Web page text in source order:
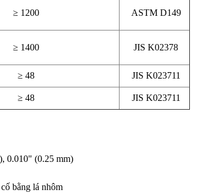
≥ 1200 ASTM D149
≥ 1400 JIS K02378
≥ 48 JIS K023711
≥ 48 JIS K023711
0.010" (0.25 mm)
bằng lá nhôm